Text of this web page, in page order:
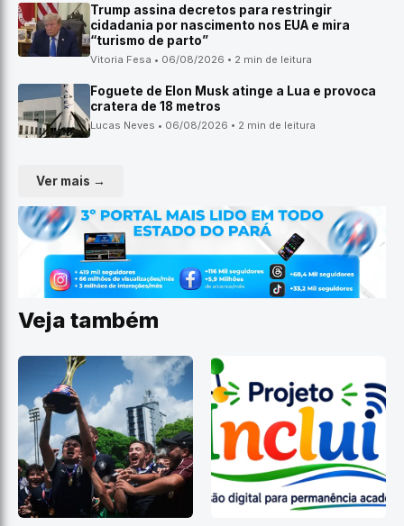
Trump assina decretos para restringir
cidadania por nascimento nos EUA e mira
“turismo de parto”
Vitoria Fesa • 06/08/2026 • 2 min de leitura
Foguete de Elon Musk atinge a Lua e provoca
cratera de 18 metros
Lucas Neves • 06/08/2026 • 2 min de leitura
Ver mais →
Veja também